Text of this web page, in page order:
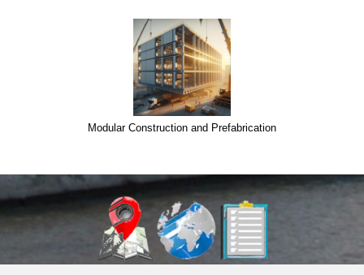
Modular Construction and Prefabrication